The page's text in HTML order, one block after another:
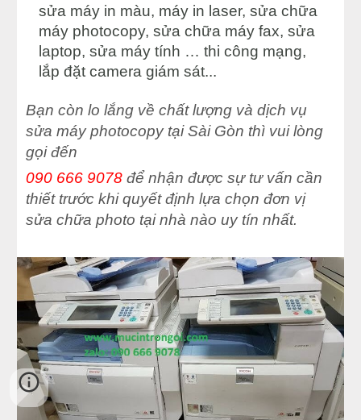
sửa máy in màu, máy in laser, sửa chữa
máy photocopy, sửa chữa máy fax, sửa
laptop, sửa máy tính … thi công mạng,
lắp đặt camera giám sát...
Bạn còn lo lắng về chất lượng và dịch vụ
sửa máy photocopy tại Sài Gòn thì vui lòng
gọi đến
090 666 9078 để nhận được sự tư vấn cần
thiết trước khi quyết định lựa chọn đơn vị
sửa chữa photo tại nhà nào uy tín nhất.